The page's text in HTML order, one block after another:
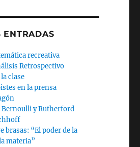
ENTRADAS
recreativa
Retrospectivo
clase
en la prensa
Bernoulli y Rutherford
brasas: “El poder de la
materia”